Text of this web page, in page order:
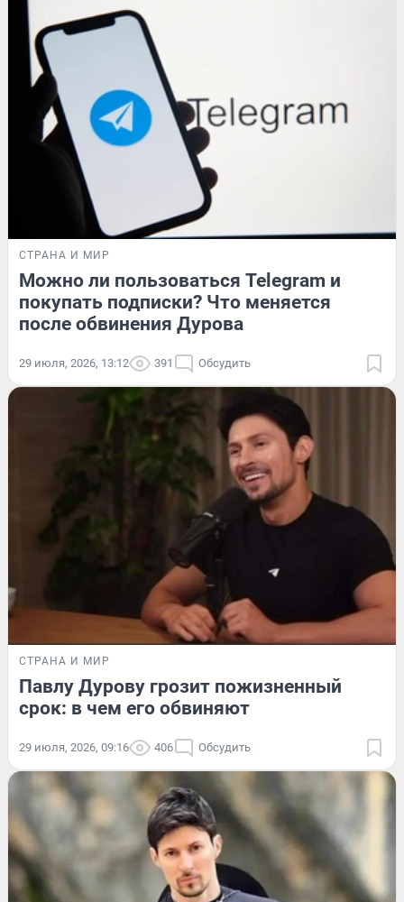
СТРАНА И МИР
Можно ли пользоваться Telegram и
покупать подписки? Что меняется
после обвинения Дурова
29 июля, 2026, 13:12 391 Обсудить
СТРАНА И МИР
Павлу Дурову грозит пожизненный
срок: в чем его обвиняют
29 июля, 2026, 09:16 406 Обсудить